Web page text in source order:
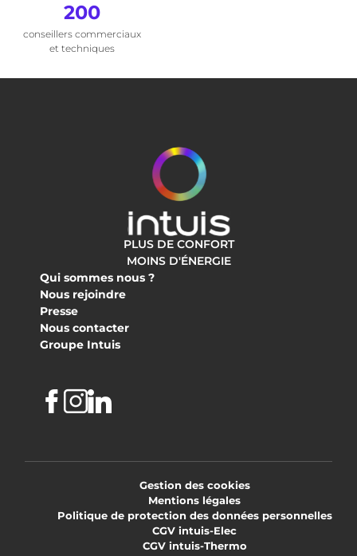
200
conseillers commerciaux
et techniques
PLUS DE CONFORT
MOINS D'ÉNERGIE
Qui sommes nous ?
Nous rejoindre
Presse
Nous contacter
Groupe Intuis
Facebook
Instagram
Linkedin
Gestion des cookies
Mentions légales
Politique de protection des données personnelles
CGV intuis-Elec
CGV intuis-Thermo